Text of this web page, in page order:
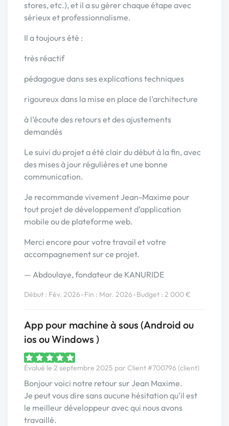
stores, etc.), et il a su gérer chaque étape avec
sérieux et professionnalisme.
Il a toujours été :
très réactif
pédagogue dans ses explications techniques
rigoureux dans la mise en place de l’architecture
à l’écoute des retours et des ajustements
demandés
Le suivi du projet a été clair du début à la fin, avec
des mises à jour régulières et une bonne
communication.
Je recommande vivement Jean-Maxime pour
tout projet de développement d’application
mobile ou de plateforme web.
Merci encore pour votre travail et votre
accompagnement sur ce projet.
— Abdoulaye, fondateur de KANURIDE
Début : Fév. 2026•Fin : Mar. 2026•Budget : 2 000 €
App pour machine à sous (Android ou
ios ou Windows )
Évalué le 2 septembre 2025 par Client #700796 (client)
Bonjour voici notre retour sur Jean Maxime.
Je peut vous dire sans aucune hésitation qu'il est
le meilleur développeur avec qui nous avons
travaillé.